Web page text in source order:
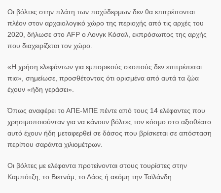
Οι βόλτες στην πλάτη των παχύδερμων δεν θα επιτρέπονται
πλέον στον αρχαιολογικό χώρο της περιοχής από τις αρχές του
2020, δήλωσε στο AFP ο Λονγκ Κόσαλ, εκπρόσωπος της αρχής
που διαχειρίζεται τον χώρο.
«Η χρήση ελεφάντων για εμπορικούς σκοπούς δεν επιτρέπεται
πια» , σημείωσε, προσθέτοντας ότι ορισμένα από αυτά τα ζώα
έχουν «ήδη γεράσει».
Όπως αναφέρει το ΑΠΕ-ΜΠΕ πέντε από τους 14 ελέφαντες που
χρησιμοποιούνταν για να κάνουν βόλτες τον κόσμο στο αξιοθέατο
αυτό έχουν ήδη μεταφερθεί σε δάσος που βρίσκεται σε απόσταση
περίπου σαράντα χιλιομέτρων.
Οι βόλτες με ελέφαντα προτείνονται στους τουρίστες στην
Καμπότζη, το Βιετνάμ, το Λάος ή ακόμη την Ταϊλάνδη.